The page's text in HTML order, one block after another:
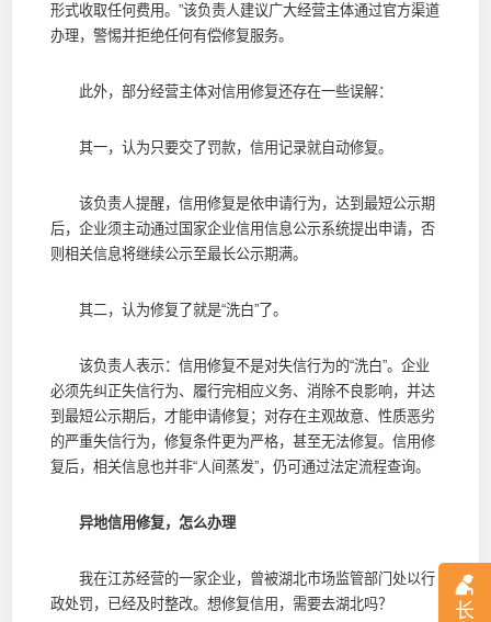
长
形式收取任何费用。”该负责人建议广大经营主体通过官方渠道
办理，警惕并拒绝任何有偿修复服务。
此外，部分经营主体对信用修复还存在一些误解：
其一，认为只要交了罚款，信用记录就自动修复。
该负责人提醒，信用修复是依申请行为，达到最短公示期
后，企业须主动通过国家企业信用信息公示系统提出申请，否
则相关信息将继续公示至最长公示期满。
其二，认为修复了就是“洗白”了。
该负责人表示：信用修复不是对失信行为的“洗白”。企业
必须先纠正失信行为、履行完相应义务、消除不良影响，并达
到最短公示期后，才能申请修复；对存在主观故意、性质恶劣
的严重失信行为，修复条件更为严格，甚至无法修复。信用修
复后，相关信息也并非“人间蒸发”，仍可通过法定流程查询。
异地信用修复，怎么办理
我在江苏经营的一家企业，曾被湖北市场监管部门处以行
政处罚，已经及时整改。想修复信用，需要去湖北吗？